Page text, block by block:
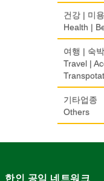
Urologist
의사-산부
Obstetrician
의사-성형
Cosmetic
의사-수의사
Veterinarian
비디오-사
Video
사진촬영
Photo
애완동물
양복점
개인지도-
Private
개인지도-
Private
개인지도-
Private
Private
Private
부동산
Real
은행/금융
Bank/
상패/트로
Medal/
세탁장비
Dry
악기사
열쇠
간판
Signs
가구판매/
Furniture
기계제작
Machinery
Heating/
Plumbing
Taxi
자동차-렌
Car Rental
자동차-바
Autobody
자동차-정
자동차-타
골프장
Golf/
가라오케/
Karaoke/
단센터
당구장
Billiard
교통위반
Traffic
공인회계
CPA
번역/통역/
Service
건강 | 미
Health |
건강상담/
Health
Medical
마사지/지압
여행 | 숙
Travel |
호텔/모텔/
Hotel/Motel
Travel/
기타업종
Others
한인 공익 네트워크